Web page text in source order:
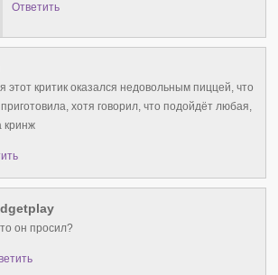
Ответить
этот критик оказался недовольным пиццей, что
хотя говорил, что подойдёт любая,
кринж
он просил?